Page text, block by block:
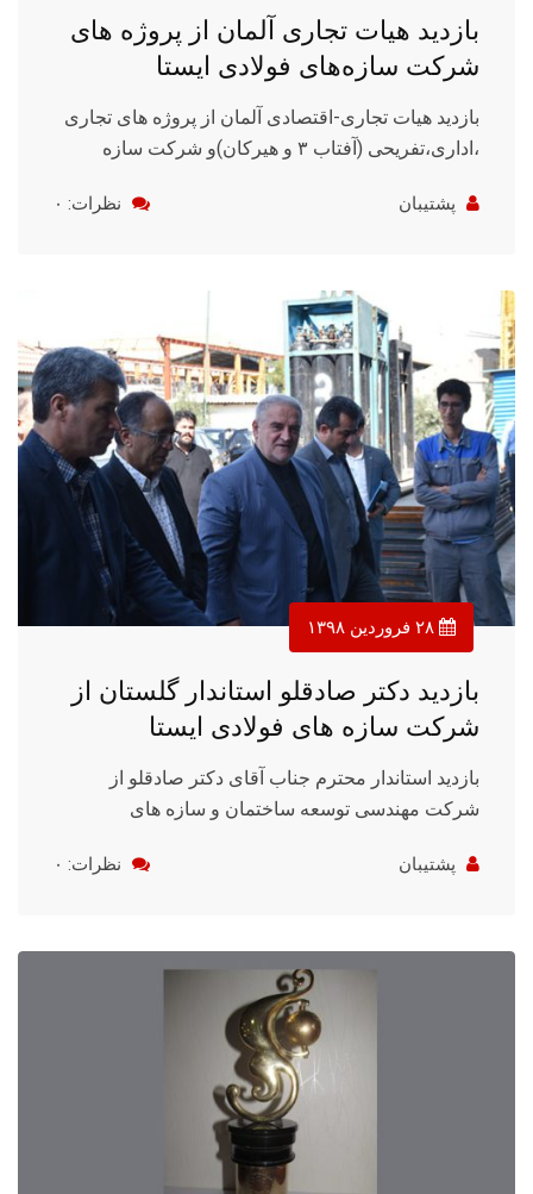
بازدید هیات تجاری آلمان از پروژه های
شرکت سازه‌های فولادی ایستا
بازدید هیات تجاری-اقتصادی آلمان از پروژه های تجاری
،اداری،تفریحی (آفتاب ۳ و هیرکان)و شرکت سازه
پشتیبان نظرات: ۰
بازدید دکتر صادقلو استاندار گلستان از
شرکت سازه های فولادی ایستا
بازدید استاندار محترم جناب آقای دکتر صادقلو از
شرکت مهندسی توسعه ساختمان و سازه های
پشتیبان نظرات: ۰